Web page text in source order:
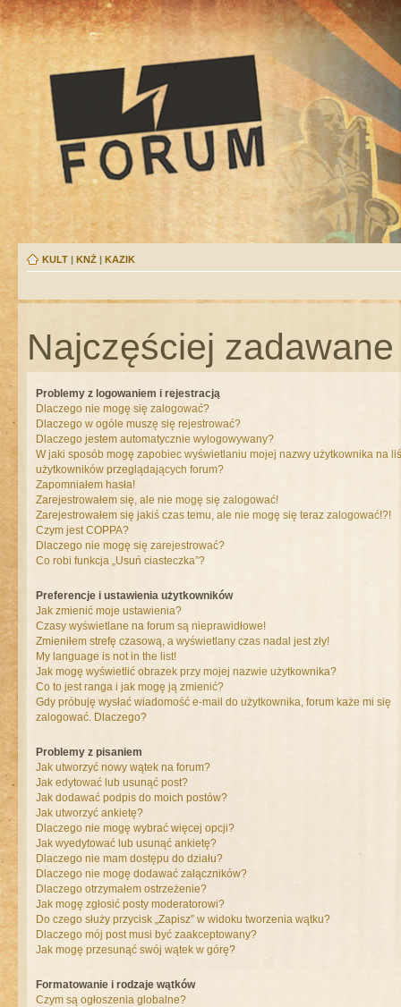
KULT | KNŻ | KAZIK
Najczęściej
Problemy z logowaniem i rejestracją
Dlaczego nie mogę się zalogować?
Dlaczego w ogóle muszę się rejestrować?
Dlaczego jestem automatycznie wylogowywany?
W jaki sposób mogę zapobiec wyświetlaniu mojej nazwy użytkownika na
użytkowników przeglądających forum?
Zapomniałem hasła!
Zarejestrowałem się, ale nie mogę się zalogować!
Zarejestrowałem się jakiś czas temu, ale nie mogę się teraz zalogować!?!
Czym jest COPPA?
Dlaczego nie mogę się zarejestrować?
Co robi funkcja „Usuń ciasteczka”?
Preferencje i ustawienia użytkowników
Jak zmienić moje ustawienia?
Czasy wyświetlane na forum są nieprawidłowe!
Zmieniłem strefę czasową, a wyświetlany czas nadal jest zły!
My language is not in the list!
Jak mogę wyświetlić obrazek przy mojej nazwie użytkownika?
Co to jest ranga i jak mogę ją zmienić?
Gdy próbuję wysłać wiadomość e-mail do użytkownika, forum każe mi się
zalogować. Dlaczego?
Problemy z pisaniem
Jak utworzyć nowy wątek na forum?
Jak edytować lub usunąć post?
Jak dodawać podpis do moich postów?
Jak utworzyć ankietę?
Dlaczego nie mogę wybrać więcej opcji?
Jak wyedytować lub usunąć ankietę?
Dlaczego nie mam dostępu do działu?
Dlaczego nie mogę dodawać załączników?
Dlaczego otrzymałem ostrzeżenie?
Jak mogę zgłosić posty moderatorowi?
Do czego służy przycisk „Zapisz” w widoku tworzenia wątku?
Dlaczego mój post musi być zaakceptowany?
Jak mogę przesunąć swój wątek w górę?
Formatowanie i rodzaje wątków
Czym są ogłoszenia globalne?